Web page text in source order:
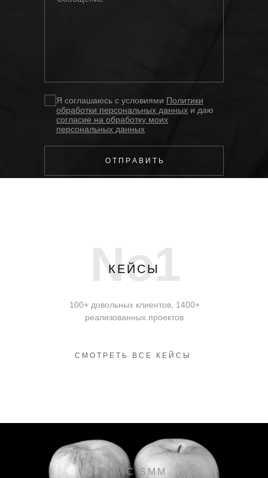
Я соглашаюсь с условиями Политики
обработки персональных данных и даю
согласие на обработку моих
персональных данных
О Т П Р А В И Т Ь
No1
КЕЙСЫ
100+ довольных клиентов, 1400+
реализованных проектов
СМОТРЕТЬ ВСЕ КЕЙСЫ
КЕЙС SMM